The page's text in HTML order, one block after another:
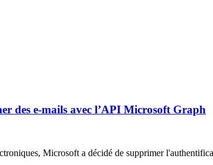
des e-mails avec l’API Microsoft Graph
Microsoft a décidé de supprimer